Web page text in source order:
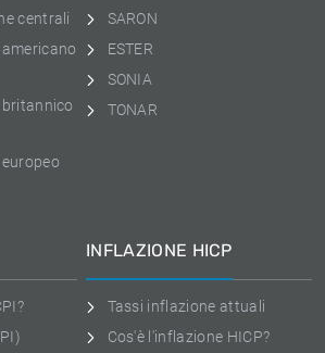
centrali
SARON
ESTER
SONIA
TONAR
INFLAZIONE HICP
Tassi inflazione attuali
Cos'è l'inflazione HICP?